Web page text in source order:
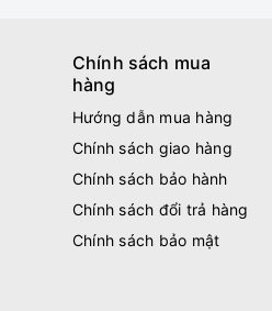
Chính sách mua
hàng
Hướng dẫn mua hàng
Chính sách giao hàng
Chính sách bảo hành
Chính sách đổi trả hàng
Chính sách bảo mật